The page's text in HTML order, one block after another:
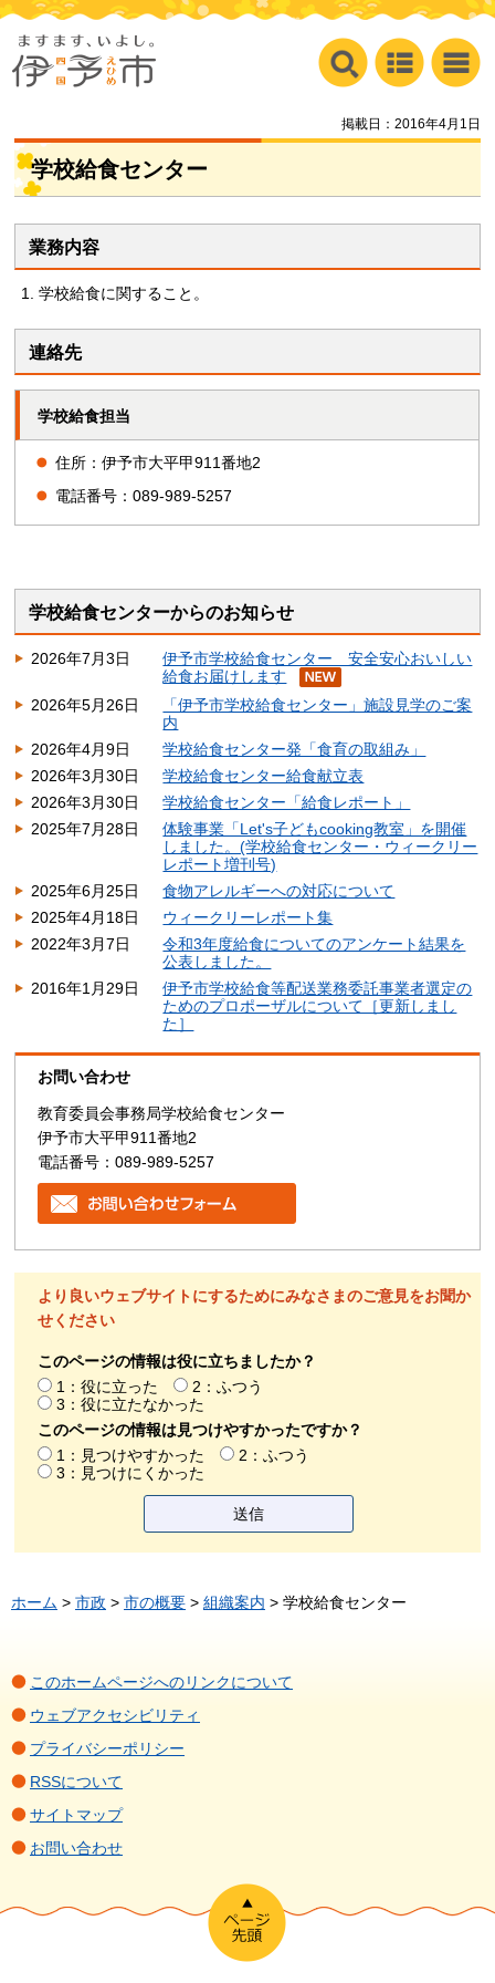
掲載日：2016年4月1日
学校給食センター
業務内容
学校給食に関すること。
連絡先
学校給食担当
住所：伊予市大平甲911番地2
電話番号：089-989-5257
学校給食センターからのお知らせ
2026年7月3日
伊予市学校給食センター 安全安心おいしい
給食お届けします
2026年5月26日
「伊予市学校給食センター」施設見学のご案
内
2026年4月9日
学校給食センター発「食育の取組み」
2026年3月30日
学校給食センター給食献立表
2026年3月30日
学校給食センター「給食レポート」
2025年7月28日
体験事業「Let's子どもcooking教室」を開催
しました。(学校給食センター・ウィークリー
レポート増刊号)
2025年6月25日
食物アレルギーへの対応について
2025年4月18日
ウィークリーレポート集
2022年3月7日
令和3年度給食についてのアンケート結果を
公表しました。
2016年1月29日
伊予市学校給食等配送業務委託事業者選定の
ためのプロポーザルについて［更新しまし
た］
お問い合わせ
教育委員会事務局学校給食センター
伊予市大平甲911番地2
電話番号：089-989-5257
より良いウェブサイトにするためにみなさまのご意見をお聞か
せください
このページの情報は役に立ちましたか？
1：役に立った
2：ふつう
3：役に立たなかった
このページの情報は見つけやすかったですか？
1：見つけやすかった
2：ふつう
3：見つけにくかった
ホーム > 市政 > 市の概要 > 組織案内 > 学校給食センター
このホームページへのリンクについて
ウェブアクセシビリティ
プライバシーポリシー
RSSについて
サイトマップ
お問い合わせ